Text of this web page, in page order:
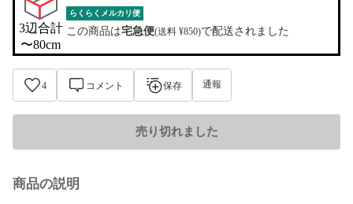
3辺合計
〜80cm
らくらくメルカリ便
この商品は宅急便(送料 ¥850)で配送されました
4 コメント 保存 通報
売り切れました
商品の説明